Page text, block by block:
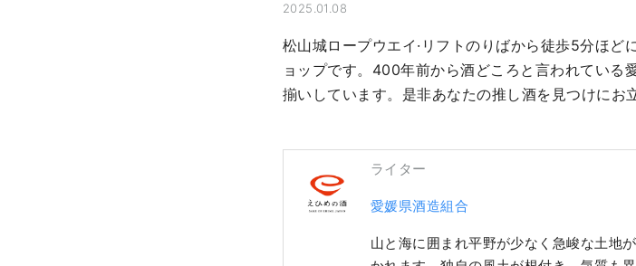
2025.01.08
松山城ロープウエイ·リフトのりばから徒歩5分ほど
ョップです。400年前から酒どころと言われている
揃いしています。是非あなたの推し酒を見つけにお
ライター
愛媛県酒造組合
山と海に囲まれ平野が少なく急峻な土地